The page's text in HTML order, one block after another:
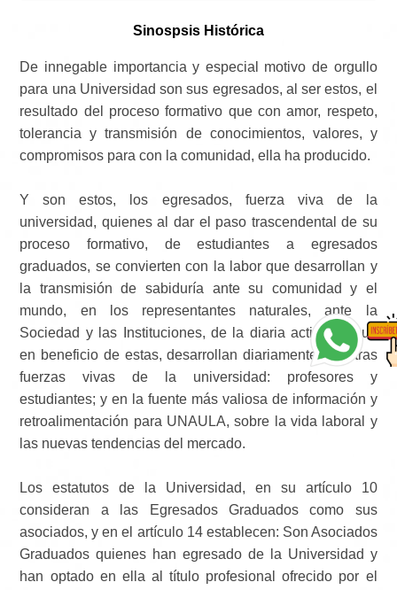
Sinospsis Histórica
De innegable importancia y especial motivo de orgullo
para una Universidad son sus egresados, al ser estos, el
resultado del proceso formativo que con amor, respeto,
tolerancia y transmisión de conocimientos, valores, y
compromisos para con la comunidad, ella ha producido.
Y son estos, los egresados, fuerza viva de la
universidad, quienes al dar el paso trascendental de su
proceso formativo, de estudiantes a egresados
graduados, se convierten con la labor que desarrollan y
la transmisión de sabiduría ante su comunidad y el
mundo, en los representantes naturales, ante la
Sociedad y las Instituciones, de la diaria actividad que
en beneficio de estas, desarrollan diariamente las otras
fuerzas vivas de la universidad: profesores y
estudiantes; y en la fuente más valiosa de información y
retroalimentación para UNAULA, sobre la vida laboral y
las nuevas tendencias del mercado.
Los estatutos de la Universidad, en su artículo 10
consideran a las Egresados Graduados como sus
asociados, y en el artículo 14 establecen: Son Asociados
Graduados quienes han egresado de la Universidad y
han optado en ella al título profesional ofrecido por el